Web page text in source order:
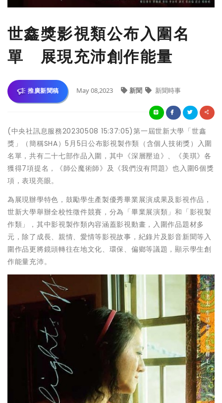
世鑫獎影視類公布入圍名
單 展現充沛創作能量
推廣新聞稿 May 08,2023 新聞 新聞時事
(中央社訊息服務20230508 15:37:05)第一屆世新大學「世鑫
獎」（簡稱SHA）5月5日公布影視製作類（含個人技術獎）入圍
名單，共有二十七部作品入圍，其中《深層壓迫》、《美琪》各
獲得7項提名，《師公魔術師》及《我們沒有問題》也入圍6個獎
項，表現亮眼。
為展現辦學特色，鼓勵學生產製優秀畢業展演成果及影視作品，
世新大學舉辦全校性徵件競賽，分為「畢業展演類」和「影視製
作類」，其中影視製作類內容涵蓋影視動畫，入圍作品題材多
元，除了成長、親情、愛情等影視故事，紀錄片及影音新聞等入
圍作品更將鏡頭轉往在地文化、環保、偏鄉等議題，顯示學生創
作能量充沛。